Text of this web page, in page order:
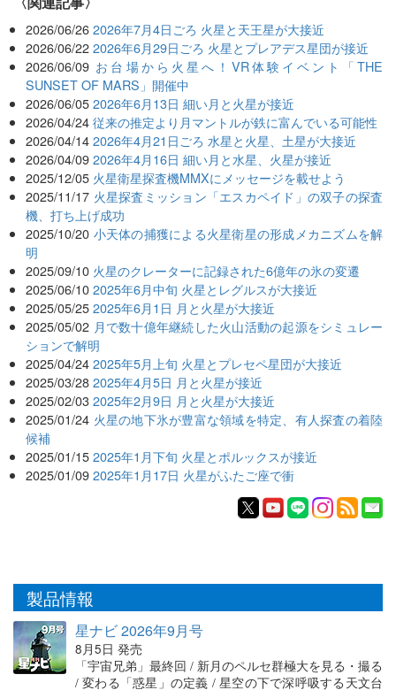
2026/06/26 2026年7月4日ごろ 火星と天王星が大接近
2026/06/22 2026年6月29日ごろ 火星とプレアデス星団が接近
2026/06/09 お台場から火星へ！VR体験イベント「THE
SUNSET OF MARS」開催中
2026/06/05 2026年6月13日 細い月と火星が接近
2026/04/24 従来の推定より月マントルが鉄に富んでいる可能性
2026/04/14 2026年4月21日ごろ 水星と火星、土星が大接近
2026/04/09 2026年4月16日 細い月と水星、火星が接近
2025/12/05 火星衛星探査機MMXにメッセージを載せよう
2025/11/17 火星探査ミッション「エスカペイド」の双子の探査
機、打ち上げ成功
2025/10/20 小天体の捕獲による火星衛星の形成メカニズムを解
明
2025/09/10 火星のクレーターに記録された6億年の氷の変遷
2025/06/10 2025年6月中旬 火星とレグルスが大接近
2025/05/25 2025年6月1日 月と火星が大接近
2025/05/02 月で数十億年継続した火山活動の起源をシミュレー
ションで解明
2025/04/24 2025年5月上旬 火星とプレセペ星団が大接近
2025/03/28 2025年4月5日 月と火星が接近
2025/02/03 2025年2月9日 月と火星が大接近
2025/01/24 火星の地下氷が豊富な領域を特定、有人探査の着陸
候補
2025/01/15 2025年1月下旬 火星とポルックスが接近
2025/01/09 2025年1月17日 火星がふたご座で衝
製品情報
星ナビ 2026年9月号
8月5日 発売
「宇宙兄弟」最終回 / 新月のペルセ群極大を見る・撮る
/ 変わる「惑星」の定義 / 星空の下で深呼吸する天文台